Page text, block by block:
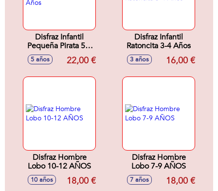
Disfraz Infantil
Pequeña Pirata 5-6
Años
5 años 22,00 €
Disfraz Infantil
Ratoncita 3-4 Años
3 años 16,00 €
Disfraz Hombre
Lobo 10-12 AÑOS
10 años 18,00 €
Disfraz Hombre
Lobo 7-9 AÑOS
7 años 18,00 €